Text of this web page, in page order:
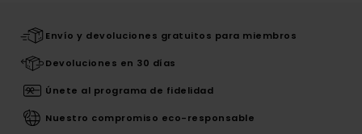
Envío y devoluciones gratuitos para miembros
Devoluciones en 30 días
Únete al programa de fidelidad
Nuestro compromiso eco-responsable